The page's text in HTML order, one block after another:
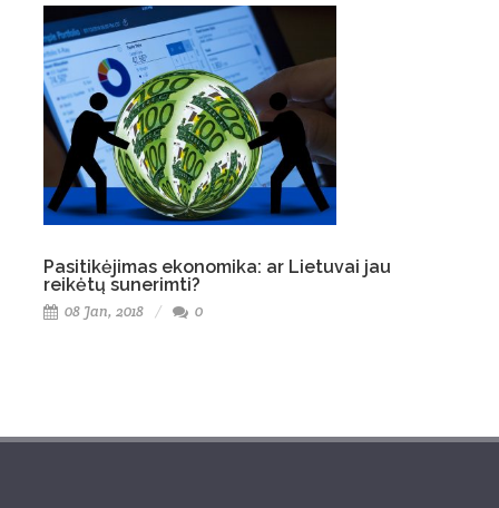
Pasitikėjimas ekonomika: ar Lietuvai jau
reikėtų sunerimti?
08 Jan, 2018 0